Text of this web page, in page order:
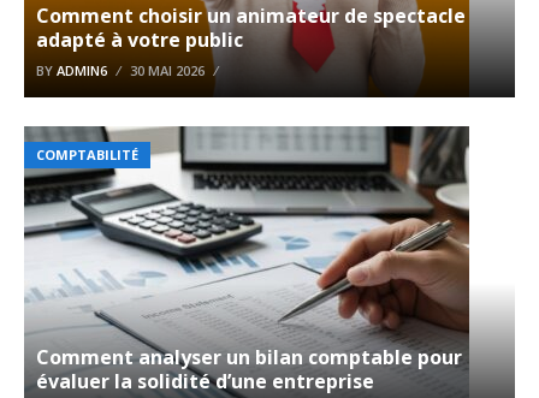
Comment choisir un animateur de spectacle
adapté à votre public
BY ADMIN6 30 MAI 2026
COMPTABILITÉ
Comment analyser un bilan comptable pour
évaluer la solidité d’une entreprise